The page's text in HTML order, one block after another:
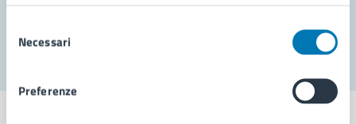
delNecessari
Preferenze